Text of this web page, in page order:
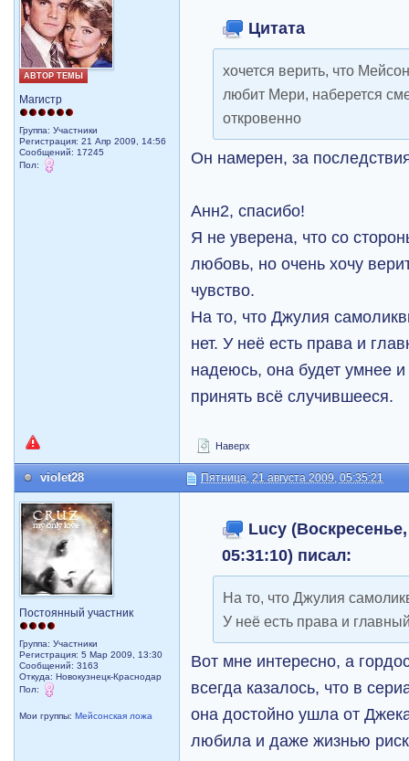
АВТОР ТЕМЫ
Магистр
Группа: Участники
Регистрация: 21 Апр 2009, 14:56
Сообщений: 17245
Пол:
Цитата
хочется верить, что
любит Мери, наберется
откровенно
Он намерен, за
Анн2, спасибо!
Я не уверена, что со
любовь, но очень хочу
чувство.
На то, что Джулия
нет. У неё есть права и
надеюсь, она будет умнее
принять всё случившееся.
Наверх
violet28 Пятница, 21 августа 2009, 05:35:21
Постоянный участник
Группа: Участники
Регистрация: 5 Мар 2009, 13:30
Сообщений: 3163
Откуда: Новокузнецк-Краснодар
Пол:
Мои группы:Мейсонская ложа
Lucy
05:31:10) писал:
На то, что Джулия
У неё есть права и
Вот мне интересно, а
всегда казалось, что в
она достойно ушла от
любила и даже жизнью